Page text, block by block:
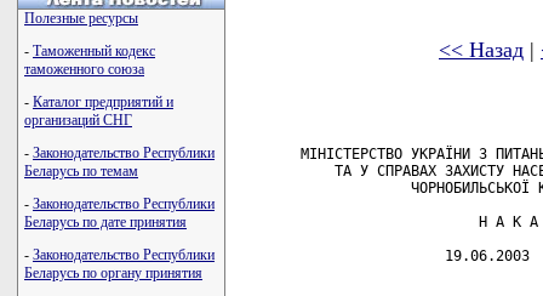
Полезные ресурсы
- Таможенный кодекс
таможенного союза
- Каталог предприятий и
организаций СНГ
- Законодательство Республики
Беларусь по темам
- Законодательство Республики
Беларусь по дате принятия
- Законодательство Республики
Беларусь по органу принятия
<< Назад |